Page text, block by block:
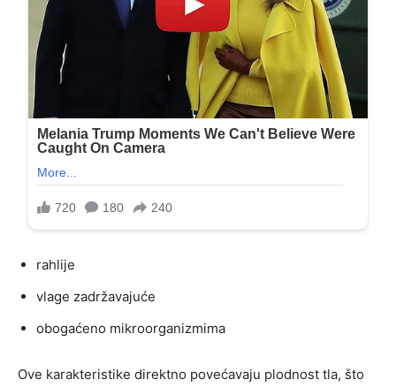
rahlije
vlage zadržavajuće
obogaćeno mikroorganizmima
Ove karakteristike direktno povećavaju plodnost tla, što